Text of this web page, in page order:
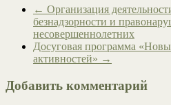
← Организация
безнадзорности и
несовершеннолетних
Досуговая программа
активностей» →
Добавить комментарий